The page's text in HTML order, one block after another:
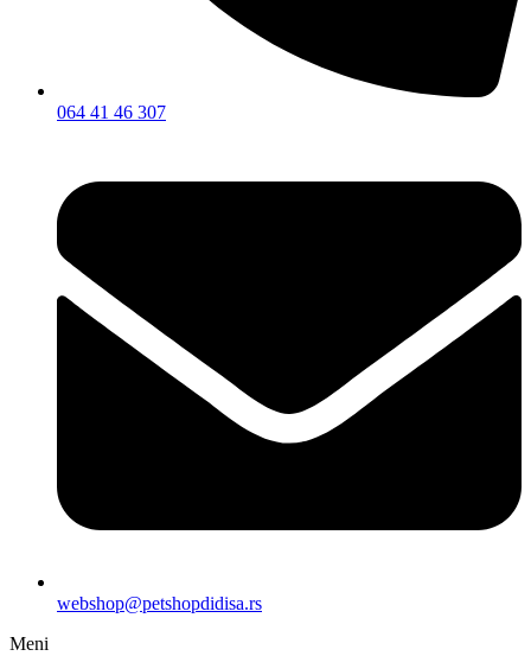
064 41 46 307
webshop@petshopdidisa.rs
Meni